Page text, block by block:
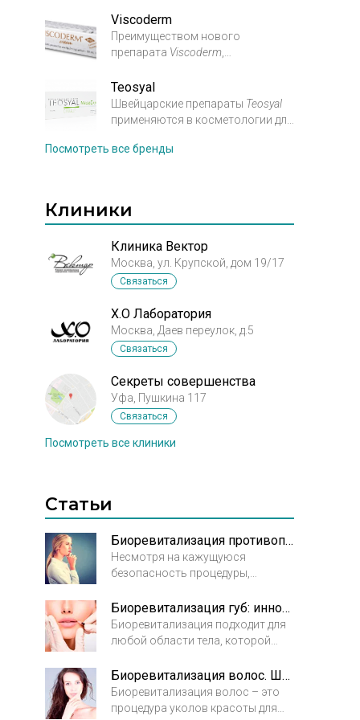
нароссийском рынке благодаря
своему высокому качеству и
относительно низкой цене
зарубежными аналогами.
Viscoderm
Преимуществом нового
препарата Viscoderm
компанией IBSA,
высокая переносимость и
минимальный риск побочных
аллергических реакций.
Teosyal
Швейцарские препараты Teosyal
применяются в косметологии для
пластики и биоревитализации.
свободных радикалов, которые
являются основной
причиной распада гиалуроновой
кислоты.
Посмотреть все бренды
Клиники
Клиника Вектор
Москва, ул. Крупской, дом 19/17
Связаться
X.O Лаборатория
Москва, Даев переулок, д.5
Связаться
Секреты совершенства
Уфа, Пушкина 117
Связаться
Посмотреть все клиники
Статьи
Биоревитализация противопоказания. Осторожность не повредит
Несмотря на кажущуюся
безопасность процедуры,
противопоказания, к которым
необходимо отнестись с
должной серьезностью.
биоревитализации принято
делить на локальные, то есть
существующие в зоне обработки,
Биоревитализация губ: инновационное восстановление
Биоревитализация подходит для
любой области тела, которой
восстановление. Чаще всего эта
процедура проводится на лице,
как наиболее подверженном
Биоревитализация волос. Шик, блеск, красота!
Биоревитализация волос – это
процедура уколов красоты для